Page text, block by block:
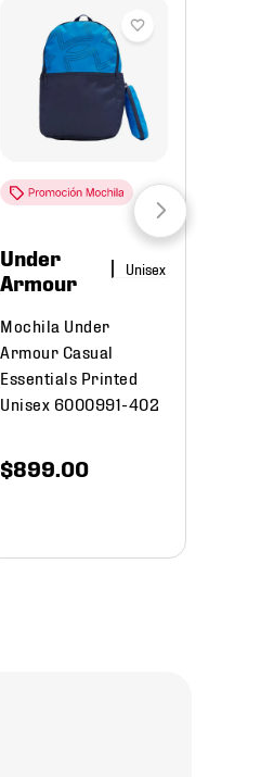
Under
Armour
Mochila Under
Armour Casual
Essentials Printed
Unisex 6000991-402
$899 00